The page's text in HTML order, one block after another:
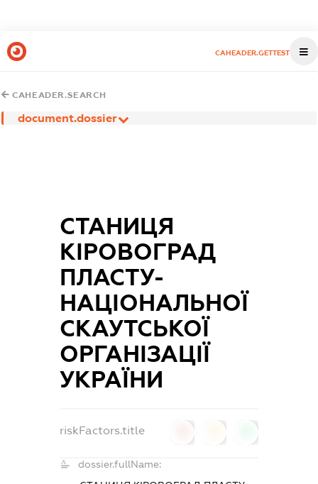
CAHEADER.GETTEST
CAHEADER.SEARCH
document.dossier
СТАНИЦЯ
КІРОВОГРАД
ПЛАСТУ-
НАЦІОНАЛЬНОЇ
СКАУТСЬКОЇ
ОРГАНІЗАЦІЇ
УКРАЇНИ
riskFactors.title
dossier.fullName: